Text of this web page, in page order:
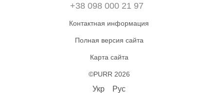
+38 098 000 21 97
Контактная информация
Полная версия сайта
Карта сайта
©PURR 2026
Укр Рус